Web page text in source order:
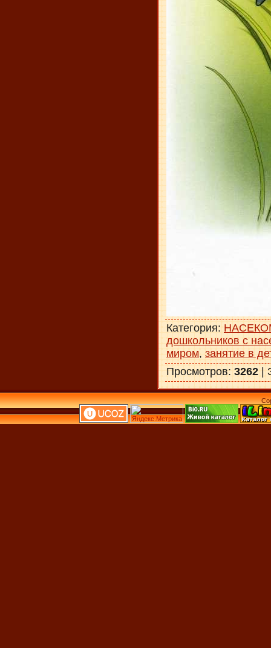
Категория:
дошкольников с
миром, занятие в
Просмотров: 3262 |